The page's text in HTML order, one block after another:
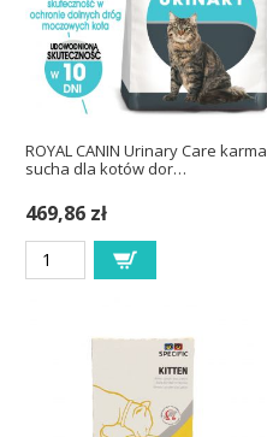
ROYAL CANIN Urinary Care karma
sucha dla kotów dor…
469,86 zł